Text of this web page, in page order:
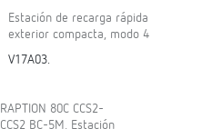
Estación de recarga rápida
exterior compacta, modo 4
V17A03.
RAPTION 80C CCS2-
CCS2 BC-5M, Estación